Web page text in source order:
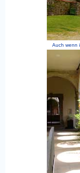
Auch wenn